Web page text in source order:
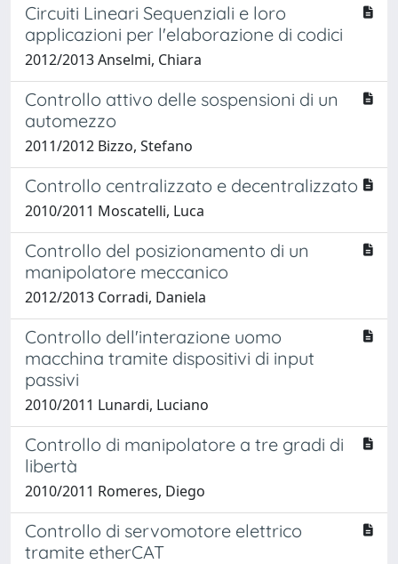
Circuiti Lineari Sequenziali e loro
applicazioni per l'elaborazione di codici
2012/2013 Anselmi, Chiara
Controllo attivo delle sospensioni di un
automezzo
2011/2012 Bizzo, Stefano
Controllo centralizzato e decentralizzato
2010/2011 Moscatelli, Luca
Controllo del posizionamento di un
manipolatore meccanico
2012/2013 Corradi, Daniela
Controllo dell'interazione uomo
macchina tramite dispositivi di input
passivi
2010/2011 Lunardi, Luciano
Controllo di manipolatore a tre gradi di
libertà
2010/2011 Romeres, Diego
Controllo di servomotore elettrico
tramite etherCAT